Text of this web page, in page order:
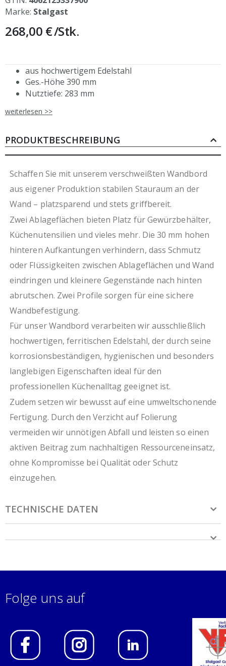
Marke: Stalgast
268,00 €/Stk.
aus hochwertigem Edelstahl
Ges.-Höhe 390 mm
Nutztiefe: 283 mm
Abstand zwischen den Borden: 326 mm
auch mit einer Tiefe von 300 mm erhältlich
aus eigener, ressourcenschonender Produktion
weiterlesen >>
PRODUKTBESCHREIBUNG
Schaffen Sie mit unserem verschweißten Wandbord
aus eigener Produktion stabilen Stauraum an der
Wand – platzsparend und stets griffbereit.
Zwei Ablageflächen bieten Platz für Gewürzbehälter,
Küchenutensilien und vieles mehr. Die 30 mm hohen
hinteren Aufkantungen verhindern, dass Schmutz
oder Flüssigkeiten zwischen Ablageflächen und Wand
eindringen und kleinere Gegenstände nach hinten
abrutschen. Zwei Profile sorgen für eine sichere
Wandbefestigung.
Für unser Wandbord verarbeiten wir ausschließlich
hochwertigen, ferritischen Edelstahl, der durch seine
korrosionsbeständigen, hygienischen und besonders
langlebigen Eigenschaften ideal für den
professionellen Küchenalltag geeignet ist.
Zudem setzen wir bewusst auf eine umweltschonende
Fertigung. Durch den Verzicht auf Folierung
vermeiden wir unnötigen Abfall und leisten so einen
aktiven Beitrag zum nachhaltigen Ressourceneinsatz,
ohne Kompromisse bei Qualität oder Schutz
einzugehen.
TECHNISCHE DATEN
Folge uns auf